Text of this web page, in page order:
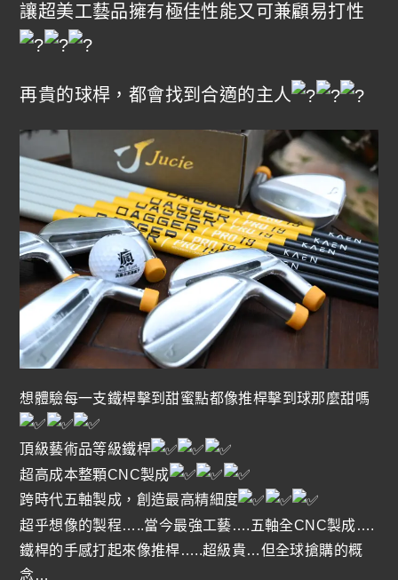
讓超美工藝品擁有極佳性能又可兼顧易打性
再貴的球桿，都會找到合適的主人
想體驗每一支鐵桿擊到甜蜜點都像推桿擊到球那麼甜嗎
頂級藝術品等級鐵桿
超高成本整顆CNC製成
跨時代五軸製成，創造最高精細度
超乎想像的製程…..當今最強工藝….五軸全CNC製成….
鐵桿的手感打起來像推桿…..超級貴…但全球搶購的概
念…